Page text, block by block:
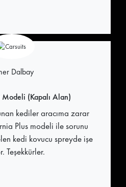
Dalbay
(Kapalı Alan)
kediler aracıma zarar
Plus modeli ile sorunu
kedi kovucu spreyde işe
Teşekkürler.